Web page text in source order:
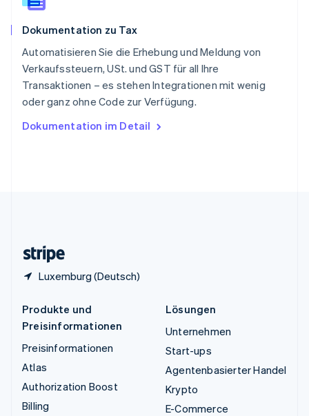
Dokumentation zu Tax
Automatisieren Sie die Erhebung und Meldung von
Verkaufssteuern, USt. und GST für all Ihre
Transaktionen – es stehen Integrationen mit wenig
oder ganz ohne Code zur Verfügung.
Dokumentation im Detail
Luxemburg (Deutsch)
China
Spanien
EspañolEnglish
Thailand
Tschechische Republik
English
English
Produkte und
Preisinformationen
Preisinformationen
Atlas
Authorization Boost
Billing
Lösungen
Unternehmen
Start-ups
Agentenbasierter Handel
Krypto
E-Commerce